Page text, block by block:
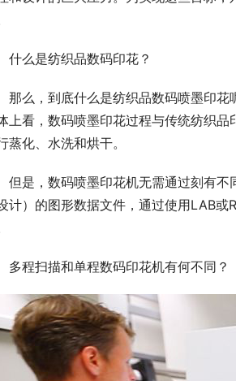
什么是纺织品数码印花？
那么，到底什么是纺织品数码喷墨印花
上看，数码喷墨印花过程与传统纺织
蒸化、水洗和烘干。
但是，数码喷墨印花机无需通过刻有
计）的图形数据文件，通过使用LAB或
多程扫描和单程数码印花机有何不同？